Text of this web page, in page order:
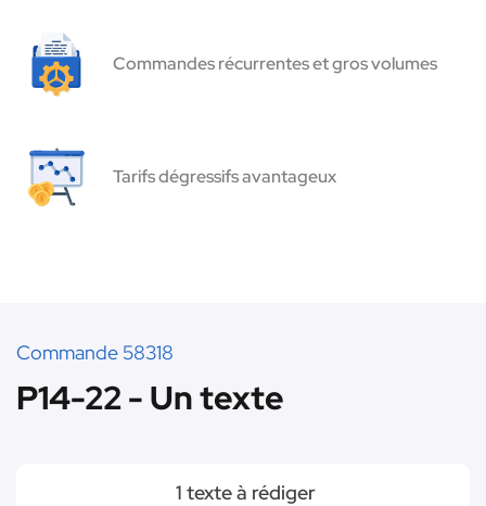
Commandes récurrentes et gros volumes
Tarifs dégressifs avantageux
Commande 58318
P14-22 - Un texte
1 texte à rédiger